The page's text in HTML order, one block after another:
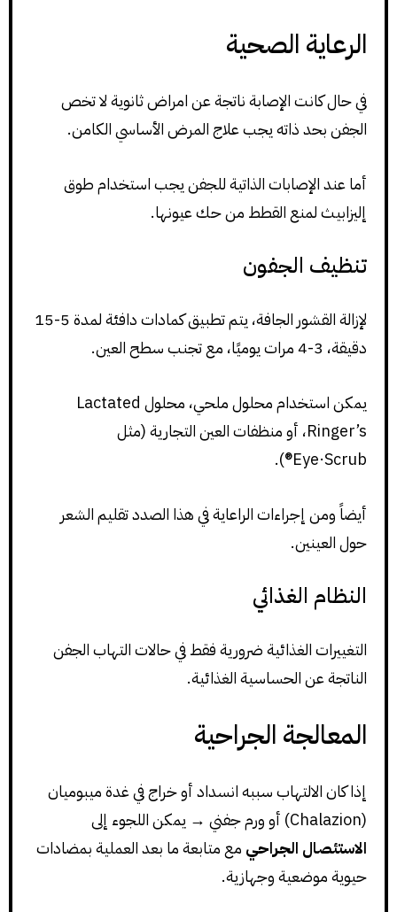
الرعاية الصحية
في حال كانت الإصابة ناتجة عن امراض ثانوية لا تخص
الجفن بحد ذاته يجب علاج المرض الأساسي الكامن.
أما عند الإصابات الذاتية للجفن يجب استخدام طوق
إليزابيث لمنع القطط من حك عيونها.
تنظيف الجفون
لإزالة القشور الجافة، يتم تطبيق كمادات دافئة لمدة 5-15
دقيقة، 3-4 مرات يوميًا، مع تجنب سطح العين.
يمكن استخدام محلول ملحي، محلول Lactated
Ringer’s، أو منظفات العين التجارية (مثل
Eye·Scrub®).
أيضاً ومن إجراءات الراعاية في هذا الصدد تقليم الشعر
حول العينين.
النظام الغذائي
التغييرات الغذائية ضرورية فقط في حالات التهاب الجفن
الناتجة عن الحساسية الغذائية.
المعالجة الجراحية
إذا كان الالتهاب سببه انسداد أو خراج في غدة ميبوميان
(Chalazion) أو ورم جفني → يمكن اللجوء إلى
الاستئصال الجراحي مع متابعة ما بعد العملية بمضادات
حيوية موضعية وجهازية.